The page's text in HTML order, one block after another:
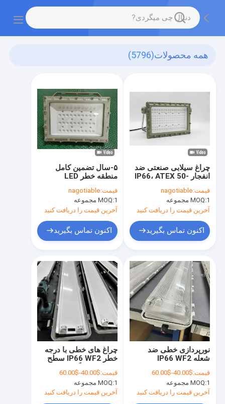
همه محصولات(5796)
۵-سال تضمین کامل
منطقه خطر LED
IP66 50-240W
140lm/W ATEX IECEx
منطقه 1 و 2 معتبر
قیمت:nagotiable
MOQ:1 مجموعه
آخرین قیمت را دریافت کنید
اکنون تماس بگیرید
چراغ سیلابی صنعتی ضد
انفجار IP66، ATEX 50-
لومن بر وات، واجد
2، گارانتی خدمات 5 ساله
قیمت:nagotiable
MOQ:1 مجموعه
آخرین قیمت را دریافت کنید
اکنون تماس بگیرید
چراغ های خطی با درجه
خطر IP66 WF2 سطح
IIIC T80°C Db چراغ های
معتبر برای تاسیسات
پردازش پتروشیمی
قیمت:$40.00-$60.00
MOQ:1 مجموعه
آخرین قیمت را دریافت کنید
نورپردازی خطی ضد
شعله IP66 WF2
برابر آب و هوا، Ex Tb
IIIC T80°C Db
نورپردازی علامت گذاری
قیمت:$40.00-$60.00
MOQ:1 مجموعه
آخرین قیمت را دریافت کنید